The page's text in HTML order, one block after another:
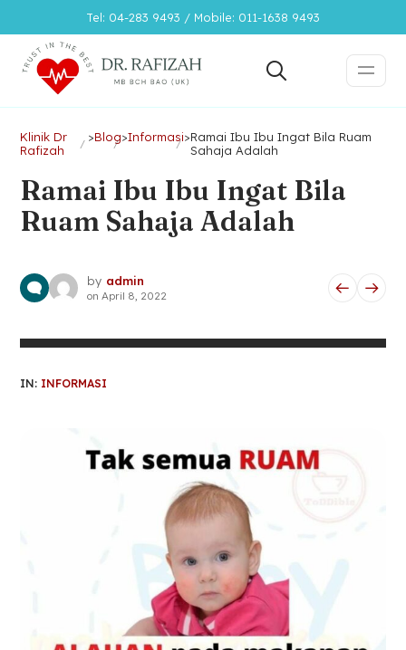
Tel: 04-283 9493 / Mobile: 011-1638 9493
Klinik Dr
Rafizah
>Blog>Informasi>Ramai Ibu Ibu Ingat Bila Ruam
Sahaja Adalah
Ramai Ibu Ibu Ingat Bila
Ruam Sahaja Adalah
by admin
on April 8, 2022
IN: INFORMASI